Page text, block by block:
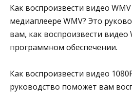
Как воспроизвести видео
медиаплеере WMV? Это
вам, как воспроизвести видео
программном обеспечении.
Как воспроизвести видео
руководство поможет вам